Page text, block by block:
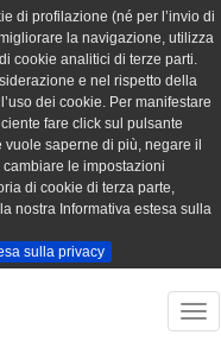
di profilazione (né per l’invio di
la navigazione, utilizza
cookie analitici di terze parti.
e nel rispetto della
dei cookie. Per manifestare
fare click sul pulsante
saperne di più, negare il
le impostazioni
di cookie di terza parte,
nostra Informativa estesa sulla
sulla privacy